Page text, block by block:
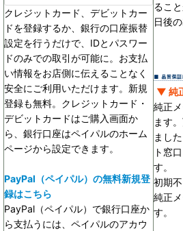
クレジットカード、デビットカー
ドを登録するか、銀行の口座振替
設定を行うだけで、IDとパスワー
ドのみでの取引が可能に。お支払
い情報をお店側に伝えることなく
安全にご利用いただけます。新規
登録も無料。クレジットカード・
デビットカードはご購入画面か
ら、銀行口座はペイパルのホーム
ページから設定できます。
PayPal（ペイパル）の無料新規登
録はこちら
PayPal（ペイパル）で銀行口座か
ら支払うには、ペイパルのアカウ
るこ
日後
▼ 純
純正
ます
まし
ト窓
す。
初期
純正
す。